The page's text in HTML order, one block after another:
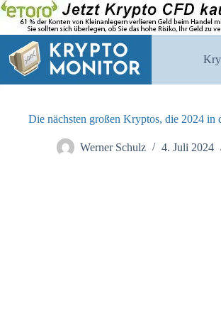
Zum
Inhalt
springen
Die nächsten großen Kryptos, die 2024 in
Werner Schulz 4. Juli 2024